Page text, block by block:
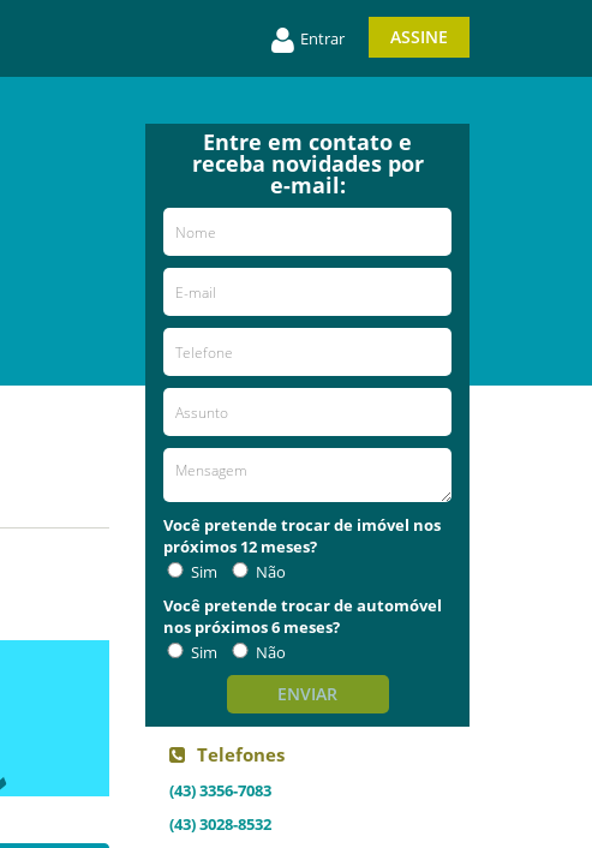
Entrar ASSINE
Entre em contato e
receba novidades por
e-mail:
Você pretende trocar de imóvel nos
próximos 12 meses?
Sim
Não
Você pretende trocar de automóvel
nos próximos 6 meses?
Sim
Não
ENVIAR
Telefones
(43) 3356-7083
(43) 3028-8532